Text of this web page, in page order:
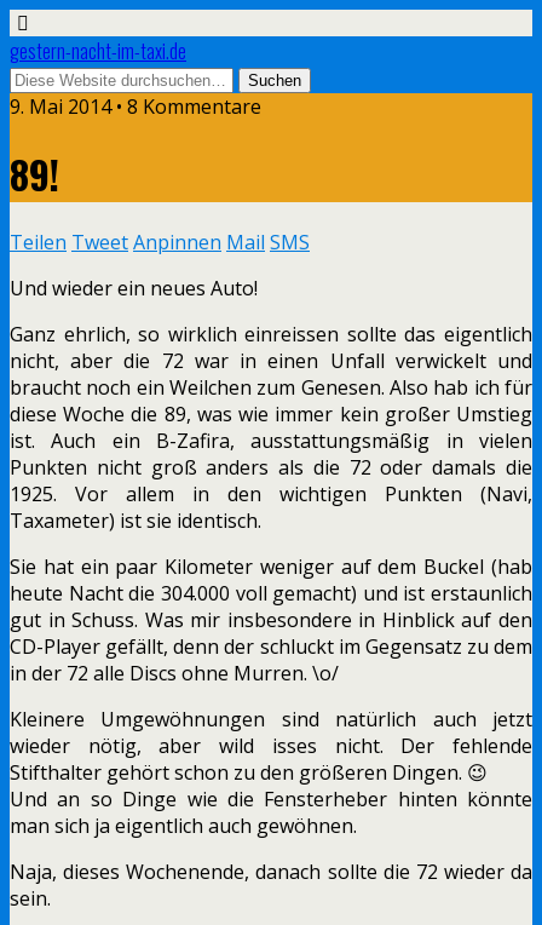
gestern-nacht-im-taxi.de
9. Mai 2014 • 8 Kommentare
89!
Teilen TweetAnpinnen Mail SMS
Und wieder ein neues Auto!
Ganz ehrlich, so wirklich einreissen sollte das eigentlich
nicht, aber die 72 war in einen Unfall verwickelt und
braucht noch ein Weilchen zum Genesen. Also hab ich für
diese Woche die 89, was wie immer kein großer Umstieg
ist. Auch ein B-Zafira, ausstattungsmäßig in vielen
Punkten nicht groß anders als die 72 oder damals die
1925. Vor allem in den wichtigen Punkten (Navi,
Taxameter) ist sie identisch.
Sie hat ein paar Kilometer weniger auf dem Buckel (hab
heute Nacht die 304.000 voll gemacht) und ist erstaunlich
gut in Schuss. Was mir insbesondere in Hinblick auf den
CD-Player gefällt, denn der schluckt im Gegensatz zu dem
in der 72 alle Discs ohne Murren. \o/
Kleinere Umgewöhnungen sind natürlich auch jetzt
wieder nötig, aber wild isses nicht. Der fehlende
Stifthalter gehört schon zu den größeren Dingen. 😉
Und an so Dinge wie die Fensterheber hinten könnte
man sich ja eigentlich auch gewöhnen.
Naja, dieses Wochenende, danach sollte die 72 wieder da
sein.